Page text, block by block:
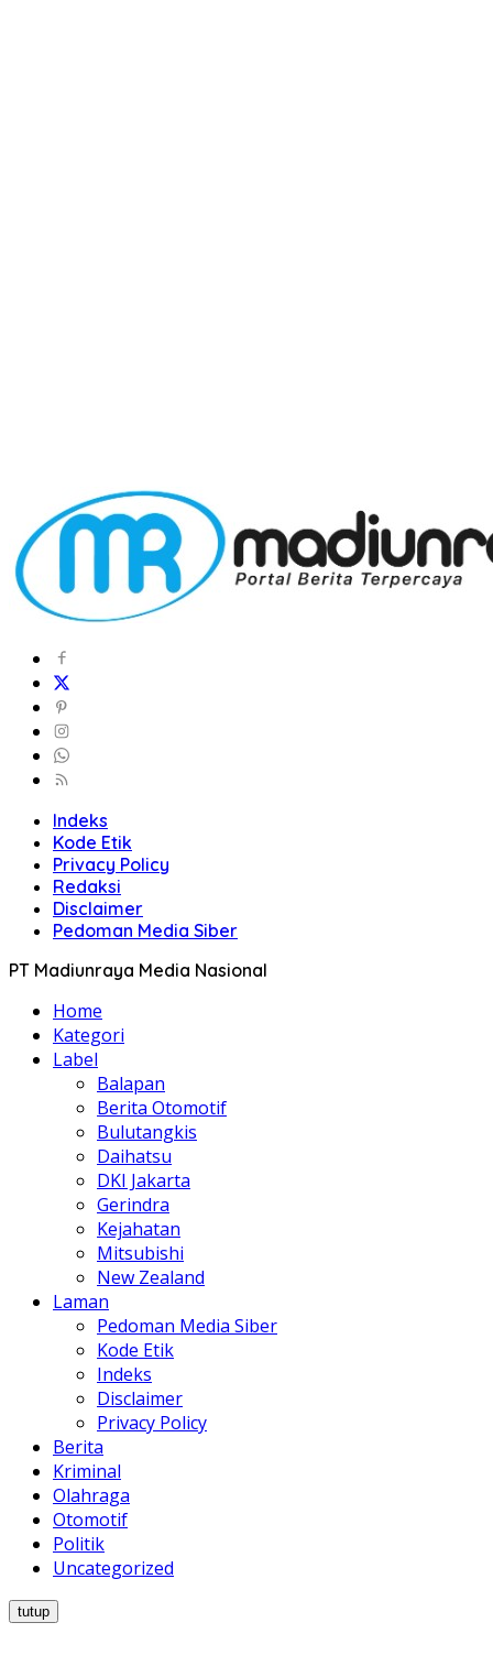
Indeks
Kode Etik
Privacy Policy
Redaksi
Disclaimer
Pedoman Media Siber
PT Madiunraya Media Nasional
Home
Kategori
Label
Balapan
Berita Otomotif
Bulutangkis
Daihatsu
DKI Jakarta
Gerindra
Kejahatan
Mitsubishi
New Zealand
Laman
Pedoman Media Siber
Kode Etik
Indeks
Disclaimer
Privacy Policy
Berita
Kriminal
Olahraga
Otomotif
Politik
Uncategorized
tutup